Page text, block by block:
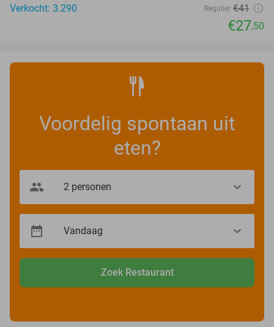
Verkocht: 3.290
Regulier €41
€27,50
Voordelig spontaan uit
eten?
Zoek Restaurant